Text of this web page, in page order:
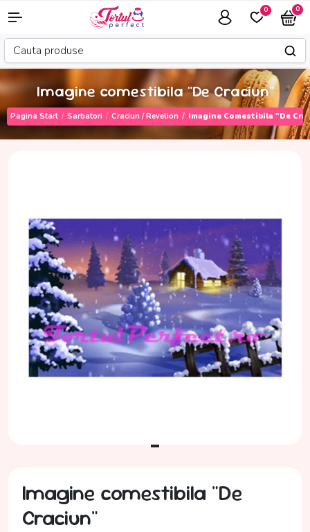
0 0
Imagine comestibila "De Craciun"
Pagina Start Sarbatori Craciun / Revelion Imagine Comestibila "De
Imagine comestibila "De
Craciun"